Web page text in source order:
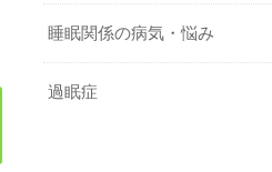
睡眠関係の病気・悩み
過眠症